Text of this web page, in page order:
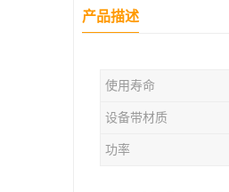
产品描述
使用寿命
设备带材质
功率